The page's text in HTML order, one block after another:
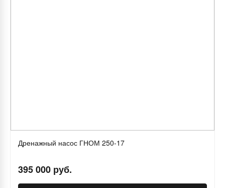
Дренажный насос ГНОМ 250-17
395 000 руб.